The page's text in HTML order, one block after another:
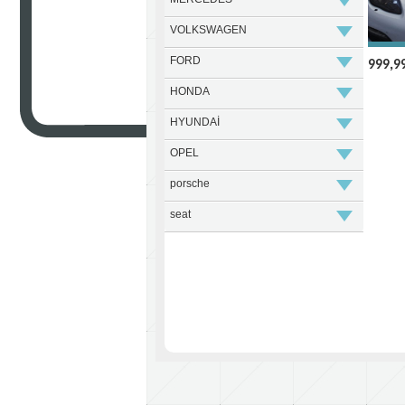
VOLKSWAGEN
FORD
HONDA
HYUNDAİ
OPEL
porsche
seat